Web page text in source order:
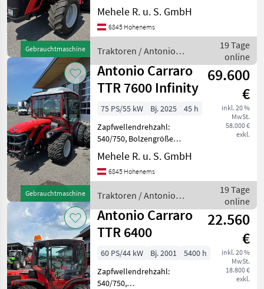
Gebrauchtmaschine
Dieselmotor, Baujahr 2022,
58 Bstd, 8 + 4 Ganggetriebe,
2 dw Steuergeräte, 4
Bereifung
Mehele R. u. S. GmbH
6845 Hohenems
Traktoren / Antonio
Carraro
19 Tage
online
Gebrauchtmaschine
Antonio Carraro
TTR 7600 Infinity
69.600
€
inkl. 20 %
MwSt.
58.000 €
exkl.
75 PS/55 kW Bj. 2025
45 h
Zapfwellendrehzahl:
540/750, Bolzengröße
Anhängevorrichtung (mm):
32mm, Aufladung:
Turbolader mit
Höchstgeschwindigkeit in
km/h: 40 km/h, Getriebeart
La
Mehele R. u. S. GmbH
6845 Hohenems
Traktoren / Antonio
Carraro
19 Tage
online
Antonio Carraro
TTR 6400
22.560
€
inkl. 20 %
MwSt.
18.800 €
exkl.
60 PS/44 kW Bj. 2001
5400 h
Zapfwellendrehzahl:
540/750,